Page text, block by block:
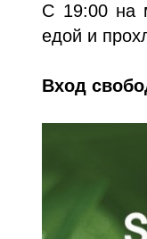
С 19:00 на
едой и
Вход